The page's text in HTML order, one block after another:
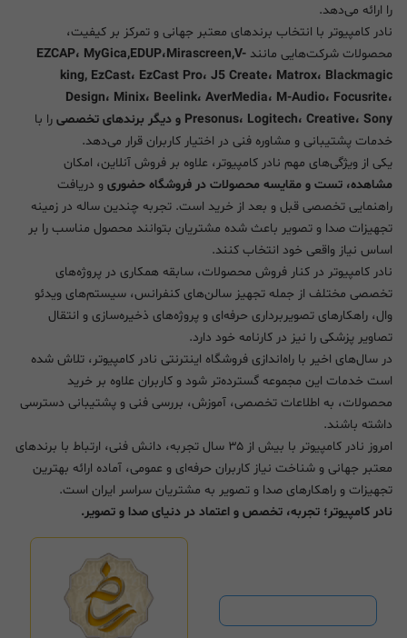
را ارائه می‌دهد.
نادر کامپیوتر با انتخاب برندهای معتبر جهانی و تمرکز بر کیفیت،
محصولات شرکت‌هایی مانند EZCAP، MyGica,EDUP،Mirascreen,V-
king, EzCast، EzCast Pro، J5 Create، Matrox، Blackmagic
Design، Minix، Beelink، AverMedia، M-Audio، Focusrite،
Presonus، Logitech، Creative، Sony و دیگر برندهای تخصصی
را با
خدمات پشتیبانی و مشاوره فنی در اختیار کاربران قرار می‌دهد.
یکی از ویژگی‌های مهم نادر کامپیوتر، علاوه بر فروش آنلاین، امکان
مشاهده، تست و مقایسه محصولات در فروشگاه حضوری و دریافت
راهنمایی تخصصی قبل و بعد از خرید است. تجربه چندین ساله در زمینه
تجهیزات صدا و تصویر باعث شده مشتریان بتوانند محصول مناسب را بر
اساس نیاز واقعی خود انتخاب کنند.
نادر کامپیوتر در کنار فروش محصولات، سابقه همکاری در پروژه‌های
تخصصی مختلف از جمله تجهیز سالن‌های کنفرانس، سیستم‌های ویدئو
وال، راهکارهای تصویربرداری حرفه‌ای و پروژه‌های ذخیره‌سازی و انتقال
تصاویر پزشکی را نیز در کارنامه خود دارد.
در سال‌های اخیر با راه‌اندازی فروشگاه اینترنتی نادر کامپیوتر، تلاش شده
است خدمات این مجموعه گسترده‌تر شود و کاربران علاوه بر خرید
محصولات، به اطلاعات تخصصی، آموزش، بررسی فنی و پشتیبانی دسترسی
داشته باشند.
امروز نادر کامپیوتر با بیش از ۳۵ سال تجربه، دانش فنی، ارتباط با برندهای
معتبر جهانی و شناخت نیاز کاربران حرفه‌ای و عمومی، آماده ارائه بهترین
تجهیزات و راهکارهای صدا و تصویر به مشتریان سراسر ایران است.
نادر کامپیوتر؛ تجربه، تخصص و اعتماد در دنیای صدا و تصویر.